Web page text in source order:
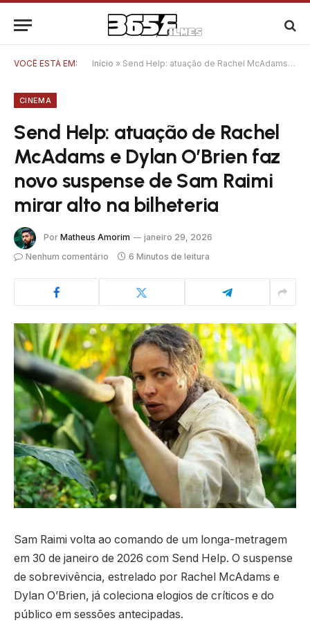
VOCÊ ESTÁ EM: Início » Send Help: atuação de Rachel McAdams e Dylan O’Brien faz novo suspense de Sam Raimi mirar alto na bilheteria
CINEMA
Send Help: atuação de Rachel
McAdams e Dylan O’Brien faz
novo suspense de Sam Raimi
mirar alto na bilheteria
Por Matheus Amorim
janeiro 29, 2026
Nenhum comentário
6 Minutos de leitura
Sam Raimi volta ao comando de um longa-metragem
em 30 de janeiro de 2026 com Send Help. O suspense
de sobrevivência, estrelado por Rachel McAdams e
Dylan O’Brien, já coleciona elogios de críticos e do
público em sessões antecipadas.